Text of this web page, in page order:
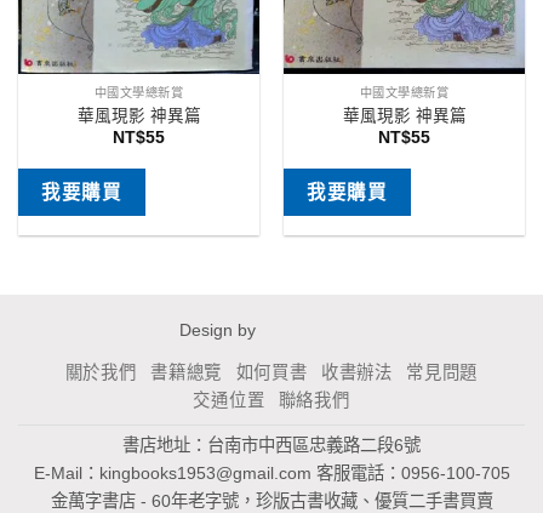
中國文學總新賞
華風現影 神異篇
NT$55
我要購買
中國文學總新賞
華風現影 神異篇
NT$55
我要購買
Design by
關於我們 書籍總覽 如何買書 收書辦法
常見問題
交通位置
聯絡我們
書店地址：台南市中西區忠義路二段6號
E-Mail： kingbooks1953@gmail.com 客服電話：0956-100-705
金萬字書店 - 60年老字號，珍版古書收藏、優質二手書買賣